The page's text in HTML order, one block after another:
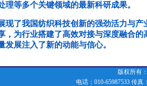
理等多个关键领域的最新科研成果。
现了我国纺织科技创新的强劲活力与
，为行业搭建了高效对接与深度融合
发展注入了新的动能与信心。
版权所有
电话：010-65987533 传真